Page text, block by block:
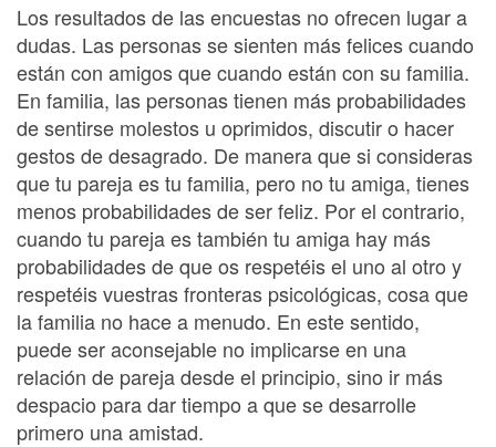
Los resultados de las encuestas no ofrecen lugar a
dudas. Las personas se sienten más felices cuando
están con amigos que cuando están con su familia.
En familia, las personas tienen más probabilidades
de sentirse molestos u oprimidos, discutir o hacer
gestos de desagrado. De manera que si consideras
que tu pareja es tu familia, pero no tu amiga, tienes
menos probabilidades de ser feliz. Por el contrario,
cuando tu pareja es también tu amiga hay más
probabilidades de que os respetéis el uno al otro y
respetéis vuestras fronteras psicológicas, cosa que
la familia no hace a menudo. En este sentido,
puede ser aconsejable no implicarse en una
relación de pareja desde el principio, sino ir más
despacio para dar tiempo a que se desarrolle
primero una amistad.